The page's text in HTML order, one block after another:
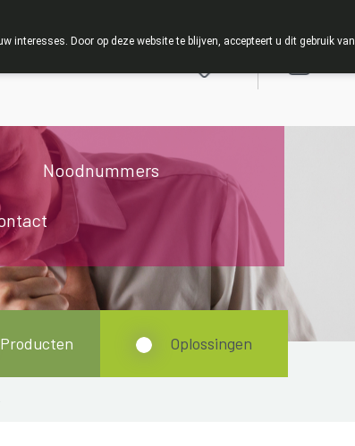
Noodnummers
Producten Oplossingen
interesses. Door op deze website te blijven, accepteert u dit gebruik van